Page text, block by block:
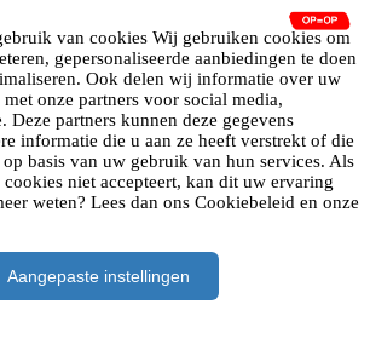
van cookies Wij gebruiken cookies om
gepersonaliseerde aanbiedingen te doen
Ook delen wij informatie over uw
onze partners voor social media,
Deze partners kunnen deze gegevens
informatie die u aan ze heeft verstrekt of die
basis van uw gebruik van hun services. Als
niet accepteert, kan dit uw ervaring
weten? Lees dan ons Cookiebeleid en onze
Aangepaste instellingen